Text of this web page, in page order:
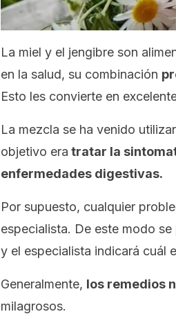
La miel y el jengibre son
en la salud, su combinación
Esto les convierte en
La mezcla se ha venido
objetivo era tratar la
enfermedades digestivas.
Por supuesto, cualquier
especialista. De este modo
y el especialista indicará cuál
Generalmente, los remedios
milagrosos.